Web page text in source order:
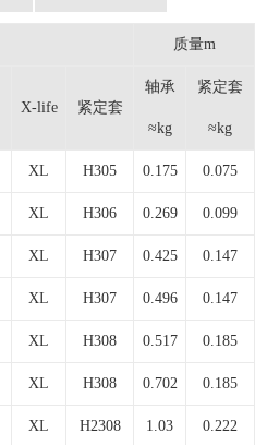
质量m
X-life 紧定套
轴承
≈kg
紧定套
≈kg
XL H305 0.175 0.075
XL H306 0.269 0.099
XL H307 0.425 0.147
XL H307 0.496 0.147
XL H308 0.517 0.185
XL H308 0.702 0.185
XL H2308 1.03 0.222